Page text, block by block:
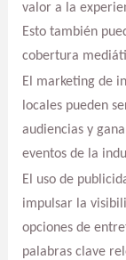
valor a la
Esto también
cobertura
El marketing de
locales pueden
audiencias y
eventos de la
El uso de
impulsar la
opciones de
palabras clave